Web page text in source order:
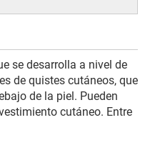
se desarrolla a nivel de
de quistes cutáneos, que
de la piel. Pueden
cutáneo. Entre